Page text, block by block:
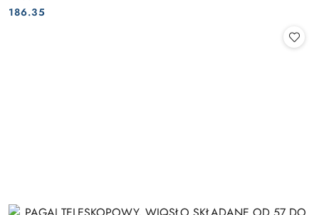
Cena:
Cena:
186.35